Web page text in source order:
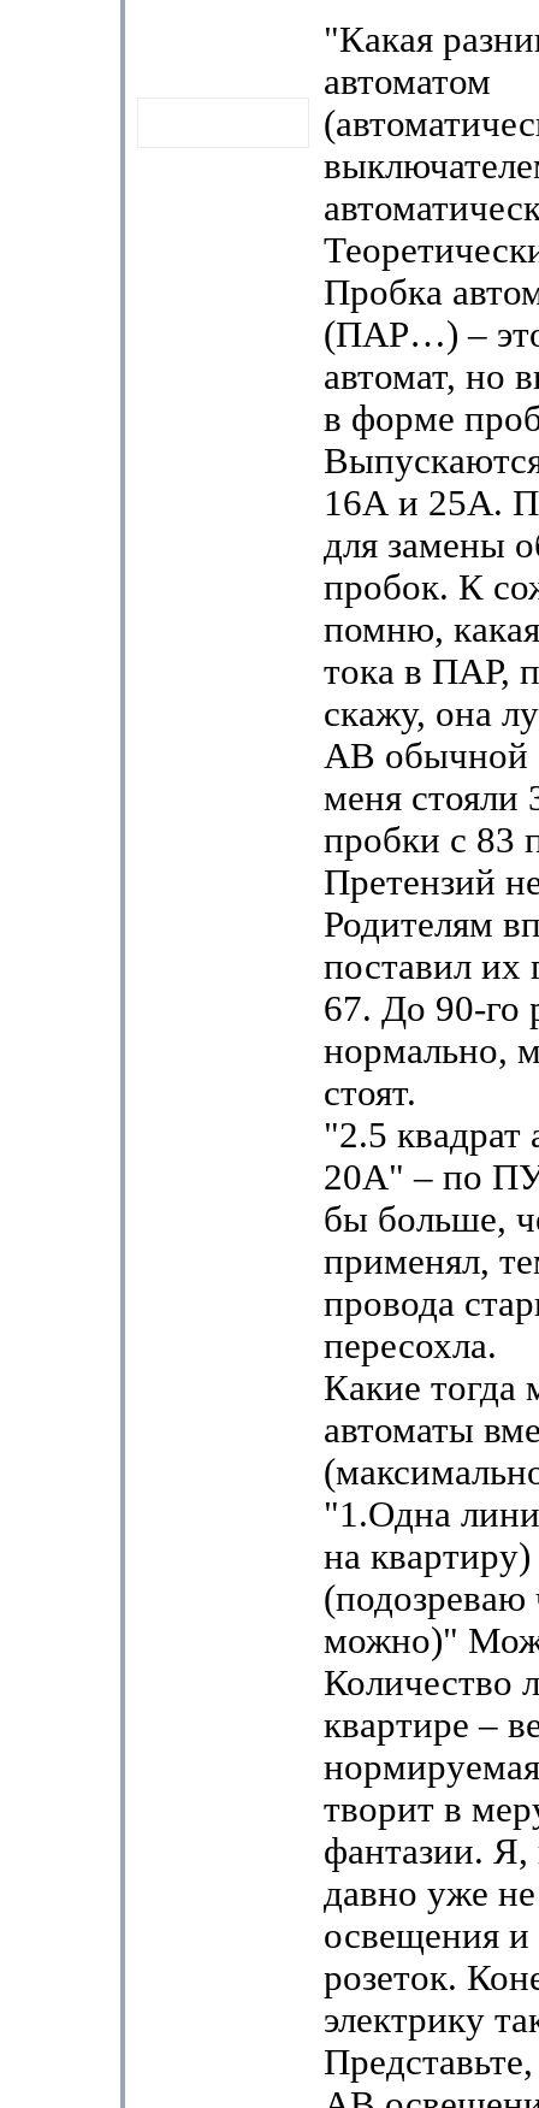
"Какая
автоматом
Пробка
(ПАР…) –
автомат, но
в форме
16А и 25А.
для замены
пробок. К
помню,
тока в ПАР,
скажу, она
АВ
меня стояли
пробки с 83
Претензий
Родителям
поставил их
67. До 90-го
нормально,
стоят.
"2.5
20А" – по
бы больше,
применял,
провода
пересохла.
Какие тогда
автоматы
"1.Одна
на квартиру)
можно)"
Количество
квартире –
творит в
фантазии.
давно уже
освещения
розеток.
электрику